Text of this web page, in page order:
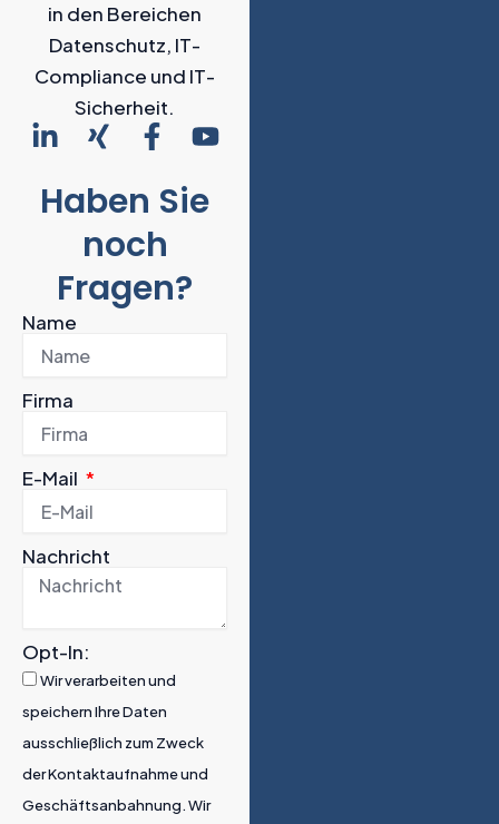
in den Bereichen
Datenschutz, IT-
Compliance und IT-
Sicherheit.
L
n
k
d
n
-
n
X
n
g
F
a
c
e
b
o
o
Y
u
t
Haben Sie
noch
Fragen?
Name
Firma
E-Mail
Nachricht
Opt-In:
Wir verarbeiten und
speichern Ihre Daten
ausschließlich zum Zweck
der Kontaktaufnahme und
Geschäftsanbahnung. Wir